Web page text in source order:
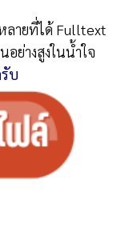
ลายที่ได้ Fulltext
ย่างสูงในน้ำใจ
บ